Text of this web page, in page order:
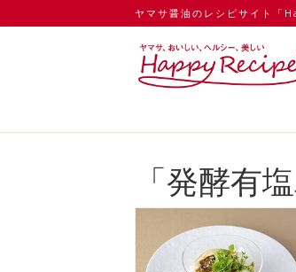
ヤマサ醤油のレシピサイト「
「発酵有